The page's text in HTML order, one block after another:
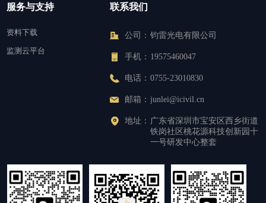
服务与支持
资料下载
监测云平台
公司： 钧雷光电有限公司
手机： 19575460047
电话： 0755-23010830
邮箱： junlei@icivil.cn
地址： 广东省深圳市宝安区西乡街道
铁岗社区桃花源科技创新园十
一号研发中心整套
联系我们